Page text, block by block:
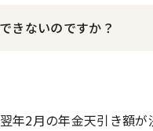
きないのですか？
年2月の年金天引き額